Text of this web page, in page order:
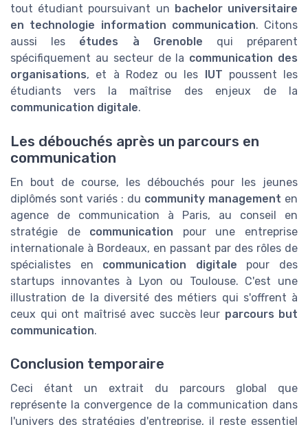
tout étudiant poursuivant un bachelor universitaire
en technologie information communication. Citons
aussi les études à Grenoble qui préparent
spécifiquement au secteur de la communication des
organisations, et à Rodez ou les IUT poussent les
étudiants vers la maîtrise des enjeux de la
communication digitale.
Les débouchés après un parcours en
communication
En bout de course, les débouchés pour les jeunes
diplômés sont variés : du community management en
agence de communication à Paris, au conseil en
stratégie de communication pour une entreprise
internationale à Bordeaux, en passant par des rôles de
spécialistes en communication digitale pour des
startups innovantes à Lyon ou Toulouse. C'est une
illustration de la diversité des métiers qui s'offrent à
ceux qui ont maîtrisé avec succès leur parcours but
communication.
Conclusion temporaire
Ceci étant un extrait du parcours global que
représente la convergence de la communication dans
l'univers des stratégies d'entreprise, il reste essentiel